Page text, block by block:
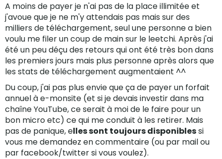
A moins de payer je n'ai pas de la place illimitée et
j'avoue que je ne m'y attendais pas mais sur des
milliers de téléchargement, seul une personne a bien
voulu me filer un coup de main sur le leetchi. Après j'ai
été un peu déçu des retours qui ont été très bon dans
les premiers jours mais plus personne après alors que
les stats de téléchargement augmentaient ^^
Du coup, j'ai pas plus envie que ça de payer un forfait
annuel à e-monsite (et si je devais investir dans ma
chaîne YouTube, ce serait à moi de le faire pour un
bon micro etc) ce qui me conduit à les retirer. Mais
pas de panique, elles sont toujours disponiblessi
vous me demandez en commentaire (ou par mail ou
par facebook/twitter si vous voulez).